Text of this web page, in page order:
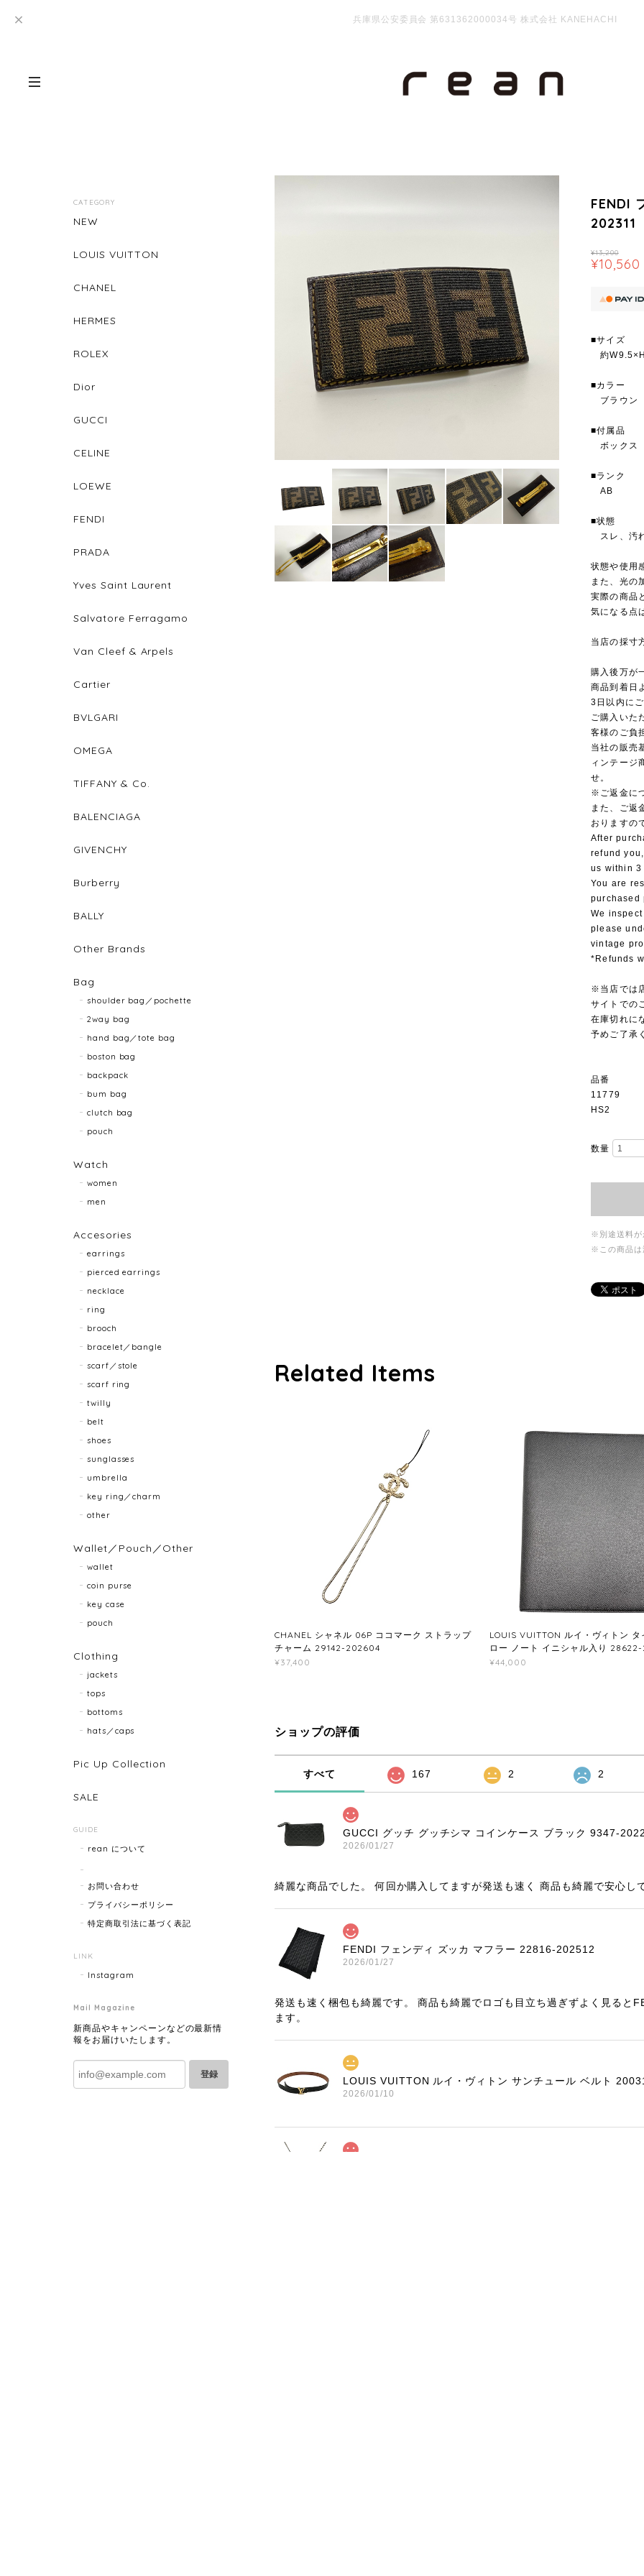
兵庫県公安委員会 第631362000034号 株式会社 KANEHACHI
FENDI
202311
¥13,200
¥10,560
■サイズ
約
■カラー
ブラウン
■付属品
ボックス
■ランク
AB
■状態
スレ、汚
状態や使用
また、光の
実際の商品
気になる点
当店の採寸
購入後万が
商品到着日
3日以内に
ご購入いた
客様のご負
当社の販売
ィンテージ
せ。
※ご返金に
また、ご返
おりますの
After
refund
us within
You are
purchased
We
please
vintage
*Refunds
※当店では
サイトでの
在庫切れに
予めご了承
品番
11779
HS2
数量
※別途送料が
※この商品は
Related Items
CHANEL シャネル 06P ココマーク ストラップ
チャーム 29142-202604
¥37,400
LOUIS VUITTON ルイ・ヴィトン
ロー ノート イニシャル入り
¥44,000
ショップの評価
すべて 167 2 2
GUCCI グッチ グッチシマ コインケース ブラック 9347-
2026/01/27
綺麗な商品でした。 何回か購入してますが発送も速く 商品も綺麗で安心し
FENDI フェンディ ズッカ マフラー 22816-202512
2026/01/27
発送も速く梱包も綺麗です。 商品も綺麗でロゴも目立ち過ぎずよく見ると
ます。
LOUIS VUITTON ルイ・ヴィトン サンチュール ベルト
2026/01/10
CATEGORY
NEW
LOUIS VUITTON
CHANEL
HERMES
ROLEX
Dior
GUCCI
CELINE
LOEWE
FENDI
PRADA
Yves Saint Laurent
Salvatore Ferragamo
Van Cleef & Arpels
Cartier
BVLGARI
OMEGA
TIFFANY & Co.
BALENCIAGA
GIVENCHY
Burberry
BALLY
Other Brands
Bag
shoulder bag／pochette
2way bag
hand bag／tote bag
boston bag
backpack
bum bag
clutch bag
pouch
Watch
women
men
Accesories
earrings
pierced earrings
necklace
ring
brooch
bracelet／bangle
scarf／stole
scarf ring
twilly
belt
shoes
sunglasses
umbrella
key ring／charm
other
Wallet／Pouch／Other
wallet
coin purse
key case
pouch
Clothing
jackets
tops
bottoms
hats／caps
Pic Up Collection
SALE
GUIDE
rean について
お問い合わせ
プライバシーポリシー
特定商取引法に基づく表記
LINK
Instagram
Mail Magazine
新商品やキャンペーンなどの最新情
報をお届けいたします。
登録